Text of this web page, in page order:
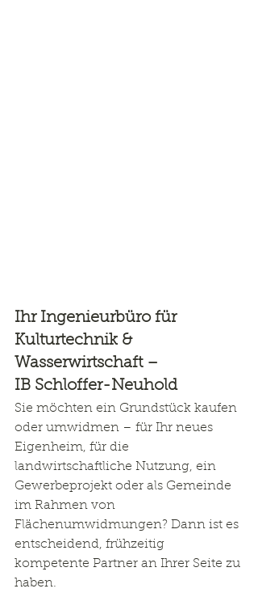
Ihr Ingenieurbüro für
Kulturtechnik &
Wasserwirtschaft –
IB Schloffer-Neuhold
Sie möchten ein Grundstück kaufen
oder umwidmen – für Ihr neues
Eigenheim, für die
landwirtschaftliche Nutzung, ein
Gewerbeprojekt oder als Gemeinde
im Rahmen von
Flächenumwidmungen? Dann ist es
entscheidend, frühzeitig
kompetente Partner an Ihrer Seite zu
haben.